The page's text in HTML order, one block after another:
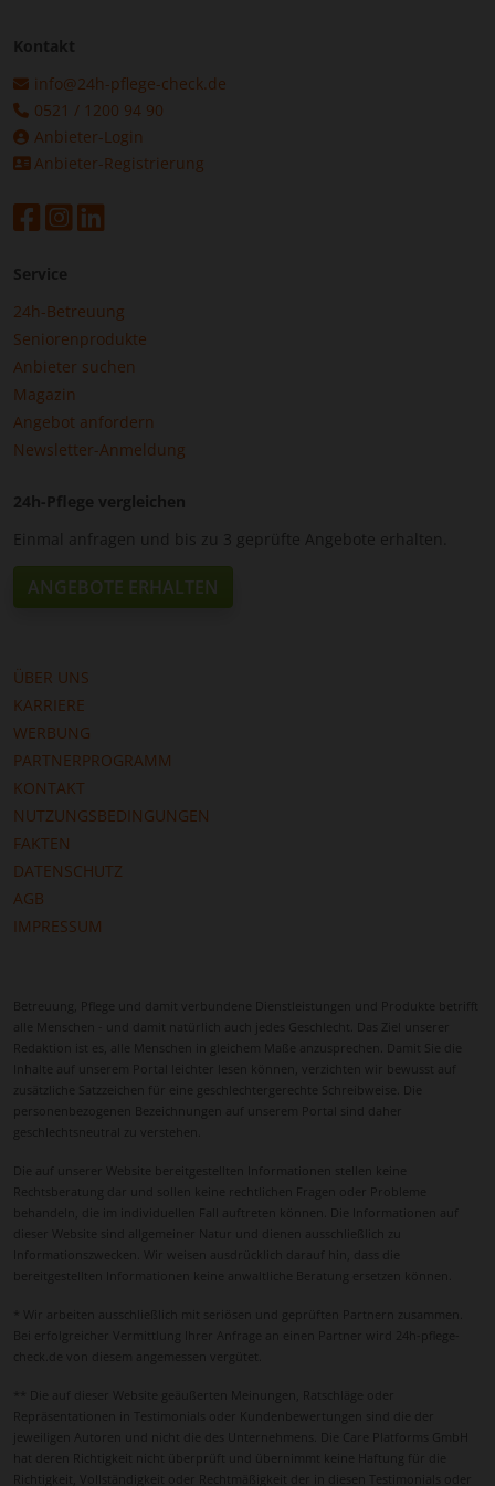
Kontakt
info@24h-pflege-check.de
0521 / 1200 94 90
Anbieter-Login
Anbieter-Registrierung
Service
24h-Betreuung
Seniorenprodukte
Anbieter suchen
Magazin
Angebot anfordern
Newsletter-Anmeldung
24h-Pflege vergleichen
Einmal anfragen und bis zu 3 geprüfte Angebote erhalten.
ANGEBOTE ERHALTEN
ÜBER UNS
KARRIERE
WERBUNG
PARTNERPROGRAMM
KONTAKT
NUTZUNGSBEDINGUNGEN
FAKTEN
DATENSCHUTZ
AGB
IMPRESSUM
Betreuung, Pflege und damit verbundene Dienstleistungen und Produkte betrifft
alle Menschen - und damit natürlich auch jedes Geschlecht. Das Ziel unserer
Redaktion ist es, alle Menschen in gleichem Maße anzusprechen. Damit Sie die
Inhalte auf unserem Portal leichter lesen können, verzichten wir bewusst auf
zusätzliche Satzzeichen für eine geschlechtergerechte Schreibweise. Die
personenbezogenen Bezeichnungen auf unserem Portal sind daher
geschlechtsneutral zu verstehen.
Die auf unserer Website bereitgestellten Informationen stellen keine
Rechtsberatung dar und sollen keine rechtlichen Fragen oder Probleme
behandeln, die im individuellen Fall auftreten können. Die Informationen auf
dieser Website sind allgemeiner Natur und dienen ausschließlich zu
Informationszwecken. Wir weisen ausdrücklich darauf hin, dass die
bereitgestellten Informationen keine anwaltliche Beratung ersetzen können.
* Wir arbeiten ausschließlich mit seriösen und geprüften Partnern zusammen.
Bei erfolgreicher Vermittlung Ihrer Anfrage an einen Partner wird 24h-pflege-
check.de von diesem angemessen vergütet.
** Die auf dieser Website geäußerten Meinungen, Ratschläge oder
Repräsentationen in Testimonials oder Kundenbewertungen sind die der
jeweiligen Autoren und nicht die des Unternehmens. Die Care Platforms GmbH
hat deren Richtigkeit nicht überprüft und übernimmt keine Haftung für die
Richtigkeit, Vollständigkeit oder Rechtmäßigkeit der in diesen Testimonials oder